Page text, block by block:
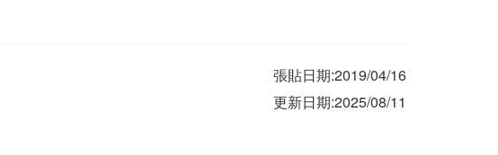
張貼日期:2019/04/16
更新日期:2025/08/11